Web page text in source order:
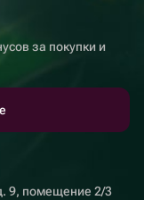
за покупки и
9, помещение 2/3